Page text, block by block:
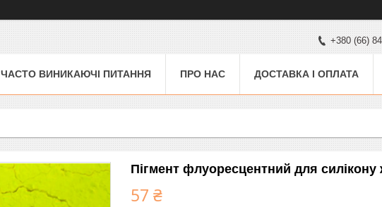
+380 (66)
ЧАСТО ВИНИКАЮЧІ ПИТАННЯ ПРО НАС ДОСТАВКА І ОПЛАТА
Пігмент флуоресцентний для
57 ₴